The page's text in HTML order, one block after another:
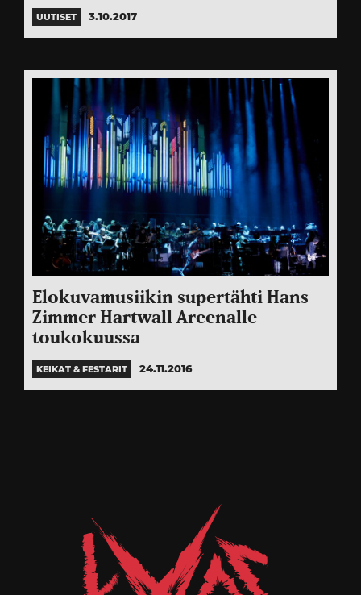
UUTISET 3.10.2017
Elokuvamusiikin supertähti Hans
Zimmer Hartwall Areenalle
toukokuussa
KEIKAT & FESTARIT 24.11.2016